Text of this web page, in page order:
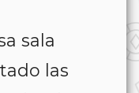
sala
las